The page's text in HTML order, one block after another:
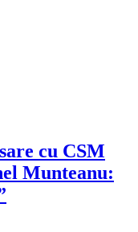
cu CSM
Munteanu: